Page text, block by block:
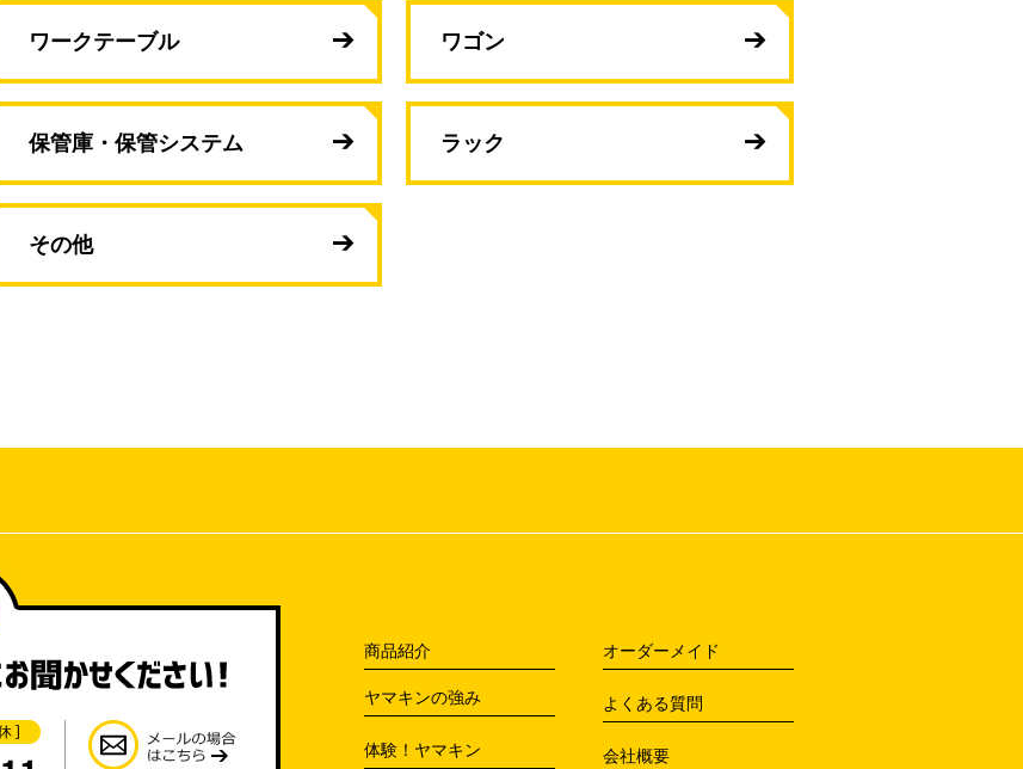
ワークテーブル ワゴン
保管庫・保管システム ラック
その他
商品紹介
ヤマキンの強み
体験！ヤマキン
オーダーメイド
よくある質問
会社概要